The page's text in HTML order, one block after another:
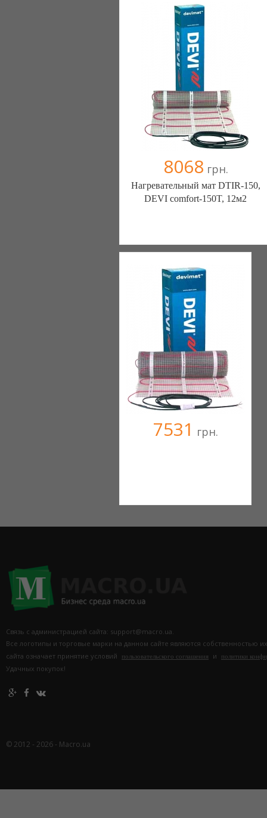
8068 грн.
Нагревательный мат DTIR-150,
DEVI comfort-150T, 12м2
Компания верифицирована
+38067 0000000
7531 грн.
Связь с администрацией сайта: support@macro.ua.
Все логотипы и торговые марки на данном сайте являются собственностью
сайта означает принятие условий
пользовательского соглашения и политики
Удачных покупок!
© 2012 - 2026 - Macro.ua